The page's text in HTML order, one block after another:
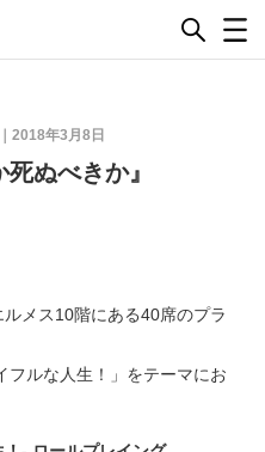
2018年3月8日
死ぬべきか』
メス10階にある40席のプラ
フルな人生！」をテーマにお